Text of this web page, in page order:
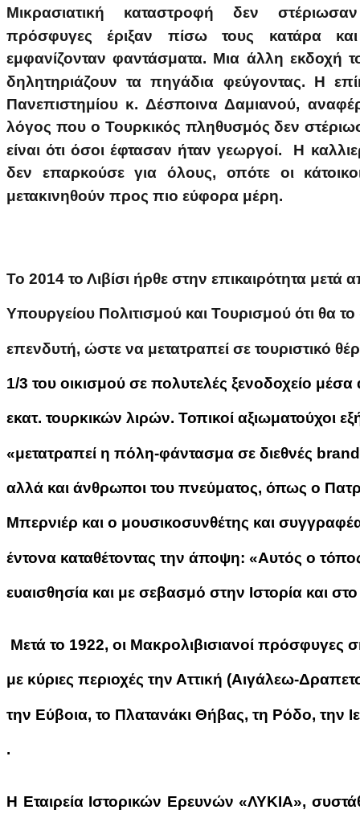
Μικρασιατική καταστροφή δεν
πρόσφυγες έριξαν πίσω τους κατάρα
εμφανίζονταν φαντάσματα. Μια άλλη εκδοχή
δηλητηριάζουν τα πηγάδια φεύγοντας. Η
Πανεπιστημίου κ. Δέσποινα Δαμιανού,
λόγος που ο Τουρκικός πληθυσμός δεν
είναι ότι όσοι έφτασαν ήταν γεωργοί. Η
δεν επαρκούσε για όλους, οπότε οι
μετακινηθούν προς πιο εύφορα μέρη.
Το 2014 το Λιβίσι ήρθε στην επικαιρότητα
Υπουργείου Πολιτισμού και Τουρισμού ότι θα
επενδυτή, ώστε να μετατραπεί σε τουριστικό
1/3 του οικισμού σε πολυτελές ξενοδοχείο
εκατ. τουρκικών λιρών. Τοπικοί αξιωματούχοι
«μετατραπεί η πόλη-φάντασμα σε διεθνές
αλλά και άνθρωποι του πνεύματος, όπως ο
Μπερνιέρ και ο μουσικοσυνθέτης και
έντονα καταθέτοντας την άποψη: «Αυτός ο
ευαισθησία και με σεβασμό στην Ιστορία και
Μετά το 1922, οι Μακρολιβισιανοί πρόσφυγες
με κύριες περιοχές την Αττική (Αιγάλεω-
την Εύβοια, το Πλατανάκι Θήβας, τη Ρόδο, την
.
Η Εταιρεία Ιστορικών Ερευνών «ΛΥΚΙΑ»,